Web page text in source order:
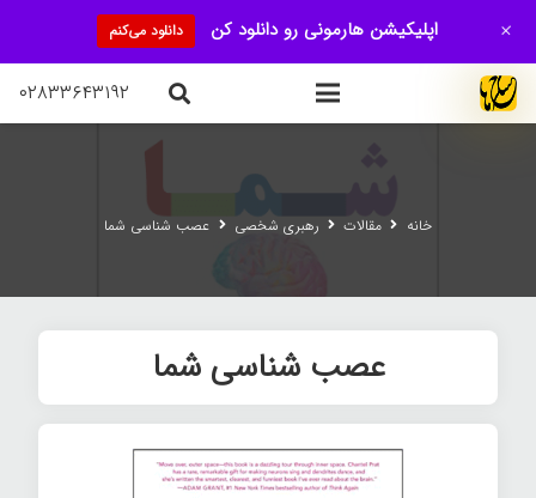
۰۲۸۳۳۶۴۳۱۹۲
خانه مقالات رهبری شخصی عصب شناسی شما
عصب شناسی شما
اپلیکیشن هارمونی رو دانلود کن دانلود می‌کنم +